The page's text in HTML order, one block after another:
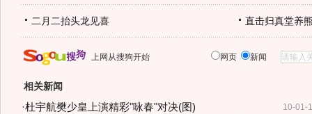
二月二抬头龙见喜 直击归真堂养
上网从搜狗开始 网页 新闻
相关新闻
10-01-
·杜宇航樊少皇上演精彩"咏春"对决(图)